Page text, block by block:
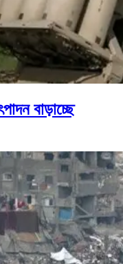
বাড়াচ্ছে